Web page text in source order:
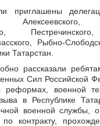
приглашены
Алексеевского,
Рыбно-
Татарстан.
рассказали
Сил Российской
реформах, военной
в Республике
военной службы,
контракту,